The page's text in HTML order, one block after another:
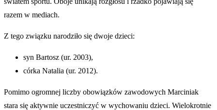
razem w mediach.
Z tego związku narodziło się dwoje dzieci:
syn Bartosz (ur. 2003),
córka Natalia (ur. 2012).
Pomimo ogromnej liczby obowiązków zawodowych Marciniak
stara się aktywnie uczestniczyć w wychowaniu dzieci. Wielokrotnie